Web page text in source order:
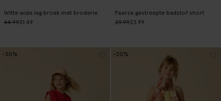
Witte wide leg broek met broderie
44.9931.49
Paarse gestreepte badstof short
29.9923.99
-30% -20%